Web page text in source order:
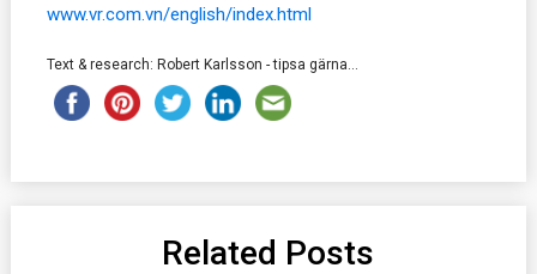
www.vr.com.vn/english/index.html
Text & research: Robert Karlsson - tipsa gärna...
Related Posts